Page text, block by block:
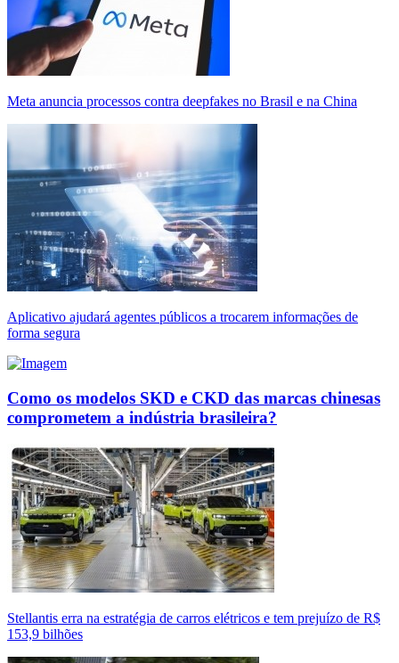
Meta anuncia processos contra deepfakes no Brasil e na China
Aplicativo ajudará agentes públicos a trocarem informações de
forma segura
Como os modelos SKD e CKD das marcas chinesas
comprometem a indústria brasileira?
Stellantis erra na estratégia de carros elétricos e tem prejuízo de R$
153,9 bilhões